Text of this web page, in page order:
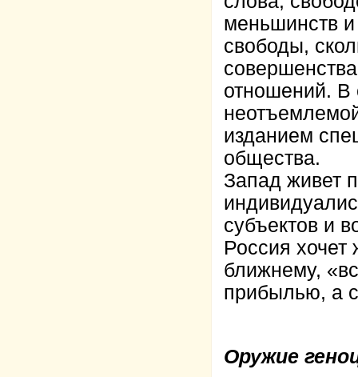
меньшинств и
свободы,
отношений. В
изданием
общества.
Запад живет
субъектов и
Россия хочет
ближнему,
прибылью, а
Оружие